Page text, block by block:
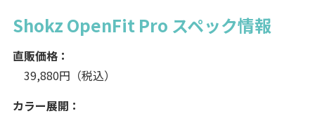
Shokz OpenFit Pro スペック情報
直販価格：
39,880円（税込）
カラー展開：